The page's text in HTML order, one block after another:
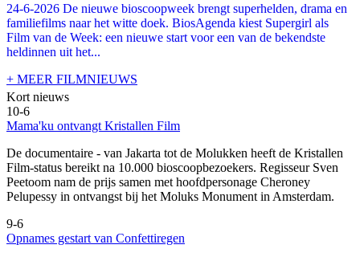
24-6-2026 De nieuwe bioscoopweek brengt superhelden, drama en
familiefilms naar het witte doek. BiosAgenda kiest Supergirl als
Film van de Week: een nieuwe start voor een van de bekendste
heldinnen uit het...
+ MEER FILMNIEUWS
Kort nieuws
10-6
Mama'ku ontvangt Kristallen Film
De documentaire - van Jakarta tot de Molukken heeft de Kristallen
Film-status bereikt na 10.000 bioscoopbezoekers. Regisseur Sven
Peetoom nam de prijs samen met hoofdpersonage Cheroney
Pelupessy in ontvangst bij het Moluks Monument in Amsterdam.
9-6
Opnames gestart van Confettiregen